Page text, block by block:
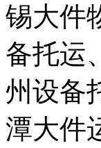
锡大件
备托运
州设备
潭大件